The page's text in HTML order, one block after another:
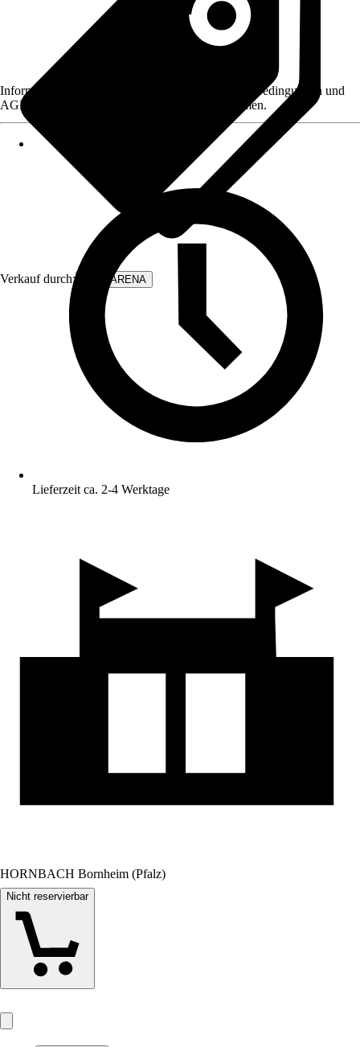
Verkauf durch: WALLARENA
Informationen des Verkäufers, wie z. B. Rückgabebedingungen und
AGB, finden Sie bei Klick auf den Verkäufernamen.
Lieferzeit ca. 2-4 Werktage
HORNBACH Bornheim (Pfalz)
Nicht reservierbar